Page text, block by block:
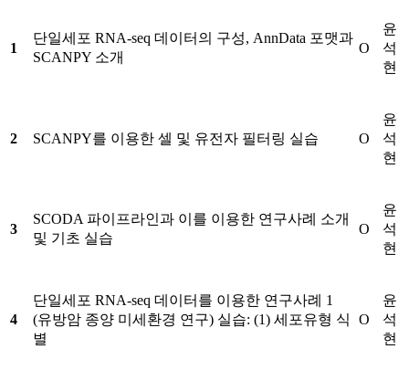
1
단일세포 RNA-seq 데이터의 구성, AnnData 포맷과
SCANPY 소개
O
윤
석
현
2 SCANPY를 이용한 셀 및 유전자 필터링 실습 O
윤
석
현
3
SCODA 파이프라인과 이를 이용한 연구사례 소개
및 기초 실습
O
윤
석
현
4
단일세포 RNA-seq 데이터를 이용한 연구사례 1
(유방암 종양 미세환경 연구) 실습: (1) 세포유형 식
별
O
윤
석
현